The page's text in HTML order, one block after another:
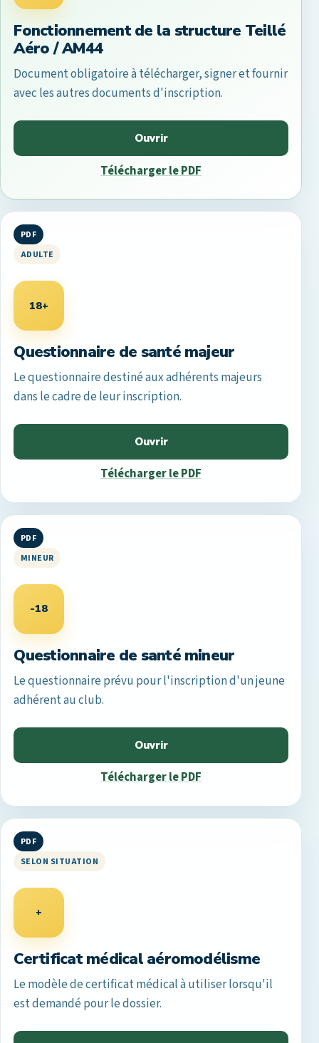
Fonctionnement de la structure Teillé
Aéro / AM44
Document obligatoire à télécharger, signer et fournir
avec les autres documents d'inscription.
Ouvrir
Télécharger le PDF
PDF
ADULTE
18+
Questionnaire de santé majeur
Le questionnaire destiné aux adhérents majeurs
dans le cadre de leur inscription.
Ouvrir
Télécharger le PDF
PDF
MINEUR
-18
Questionnaire de santé mineur
Le questionnaire prévu pour l'inscription d'un jeune
adhérent au club.
Ouvrir
Télécharger le PDF
PDF
SELON SITUATION
+
Certificat médical aéromodélisme
Le modèle de certificat médical à utiliser lorsqu'il
est demandé pour le dossier.